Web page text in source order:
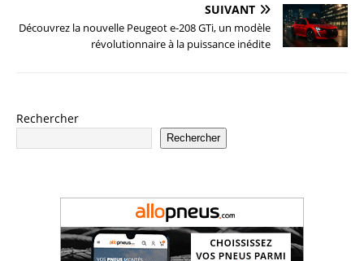
SUIVANT
Découvrez la nouvelle Peugeot e-208 GTi, un modèle
révolutionnaire à la puissance inédite
Rechercher
Rechercher